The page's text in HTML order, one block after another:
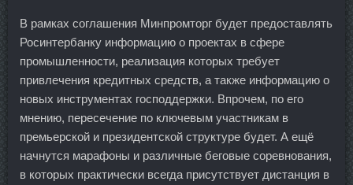
В рамках соглашения Минпромторг будет предоставлять
Росинтербанку информацию о проектах в сфере
промышленности, реализация которых требует
привлечения кредитных средств, а также информацию о
новых инструментах господдержки. Впрочем, по его
мнению, пересечение по ключевым участникам в
премьерской и президентской структуре будет. А ещё
начнутся марафоны и различные беговые соревнования,
в которых практически всегда присутствует дистанция в